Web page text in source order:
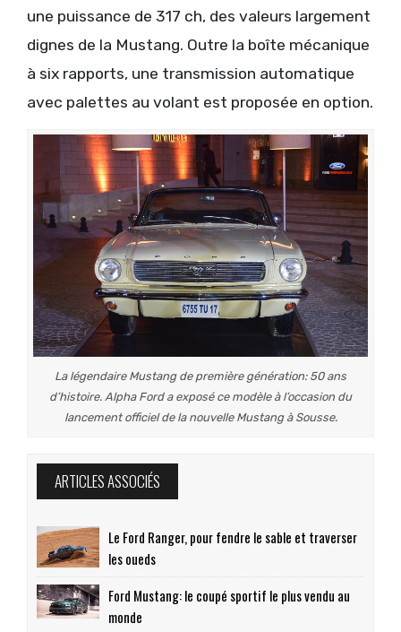
une puissance de 317 ch, des valeurs largement
dignes de la Mustang. Outre la boîte mécanique
à six rapports, une transmission automatique
avec palettes au volant est proposée en option.
La légendaire Mustang de première génération: 50 ans
d’histoire. Alpha Ford a exposé ce modèle à l’occasion du
lancement officiel de la nouvelle Mustang à Sousse.
ARTICLES ASSOCIÉS
Le Ford Ranger, pour fendre le sable et traverser
les oueds
Ford Mustang: le coupé sportif le plus vendu au
monde